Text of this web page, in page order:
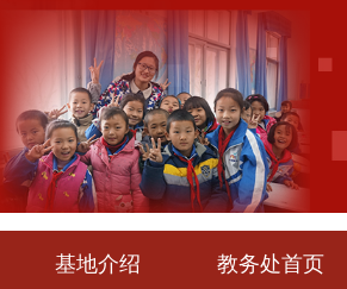
基地介绍 教务处首页